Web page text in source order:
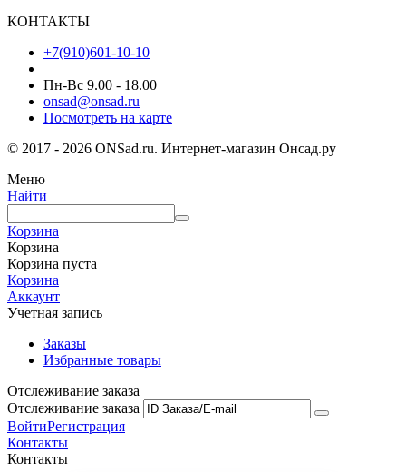
КОНТАКТЫ
+7(910)601-10-10
Пн-Вс 9.00 - 18.00
onsad@onsad.ru
Посмотреть на карте
© 2017 - 2026 ONSad.ru. Интернет-магазин Онсад.ру
Меню
Найти
Корзина
Корзина
Корзина пуста
Корзина
Аккаунт
Учетная запись
Заказы
Избранные товары
Отслеживание заказа
Отслеживание заказа
ВойтиРегистрация
Контакты
Контакты